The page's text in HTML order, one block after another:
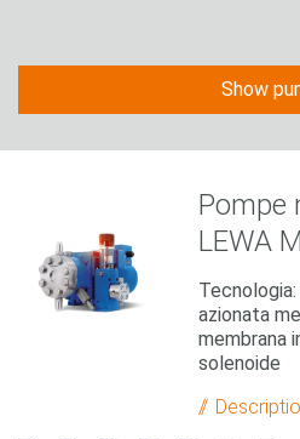
Show
Pompe
LEWA
azionata
membrana
solenoide